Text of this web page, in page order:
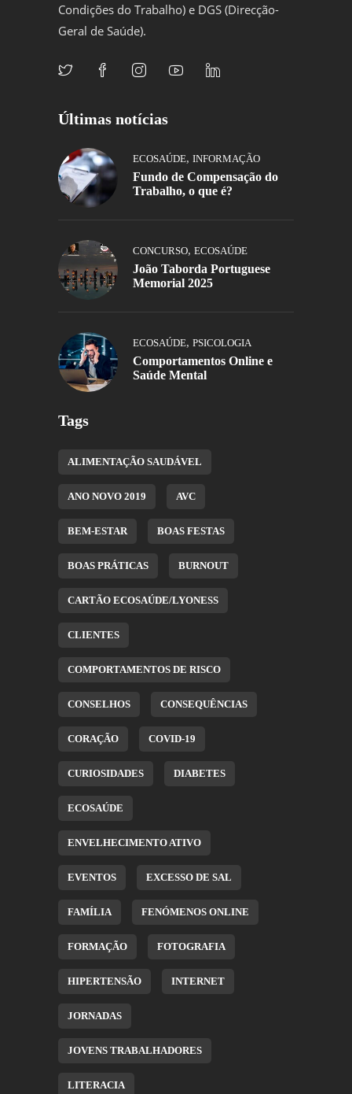
Condições do Trabalho) e DGS (Direcção-
Geral de Saúde).
Últimas notícias
ECOSAÚDE, INFORMAÇÃO
Fundo de Compensação do
Trabalho, o que é?
CONCURSO, ECOSAÚDE
João Taborda Portuguese
Memorial 2025
ECOSAÚDE, PSICOLOGIA
Comportamentos Online e
Saúde Mental
Tags
ALIMENTAÇÃO SAUDÁVEL
ANO NOVO 2019 AVC
BEM-ESTAR BOAS FESTAS
BOAS PRÁTICAS BURNOUT
CARTÃO ECOSAÚDE/LYONESS
CLIENTES
COMPORTAMENTOS DE RISCO
CONSELHOS CONSEQUÊNCIAS
CORAÇÃO COVID-19
CURIOSIDADES DIABETES
ECOSAÚDE
ENVELHECIMENTO ATIVO
EVENTOS EXCESSO DE SAL
FAMÍLIA FENÓMENOS ONLINE
FORMAÇÃO FOTOGRAFIA
HIPERTENSÃO INTERNET
JORNADAS
JOVENS TRABALHADORES
LITERACIA